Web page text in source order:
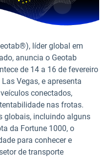
líder global em
anuncia o Geotab
de 14 a 16 de fevereiro
Vegas, e apresenta
conectados,
nas frotas.
globais, incluindo alguns
da Fortune 1000, o
para conhecer e
de transporte